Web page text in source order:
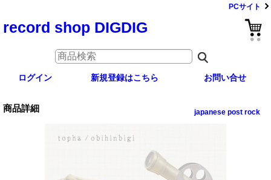
PCサイト
record shop DIGDIG
ログイン 新規登録はこちら お問い合せ
商品詳細 japanese post rock